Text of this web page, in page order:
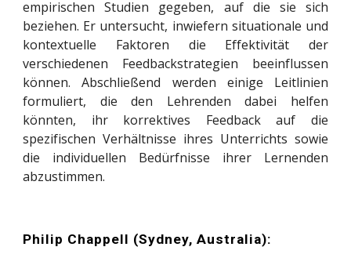
empirischen Studien gegeben, auf die sie sich
beziehen. Er untersucht, inwiefern situationale und
kontextuelle Faktoren die Effektivität der
verschiedenen Feedbackstrategien beeinflussen
können. Abschließend werden einige Leitlinien
formuliert, die den Lehrenden dabei helfen
könnten, ihr korrektives Feedback auf die
spezifischen Verhältnisse ihres Unterrichts sowie
die individuellen Bedürfnisse ihrer Lernenden
abzustimmen.
Philip Chappell (Sydney, Australia):